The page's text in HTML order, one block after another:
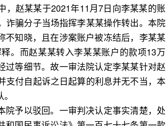
，赵某某于2021年11月7日向李某某的账
诈骗分子当场指挥李某某操作转出。本院
知晓，且在涉案账户被冻结后，李某某
。而赵某某转入李某某账户的款项13万
等细节。故一审法院认定李某某针对赵
支付自起诉之日起算的利息并无不当，本
予以驳回。一审判决认定事实清楚，处